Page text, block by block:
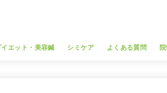
イエット・美容鍼 シミケア よくある質問